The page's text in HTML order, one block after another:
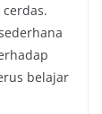
belajar